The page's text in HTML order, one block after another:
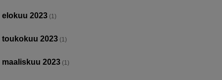
elokuu 2023 (1)
toukokuu 2023 (1)
maaliskuu 2023 (1)